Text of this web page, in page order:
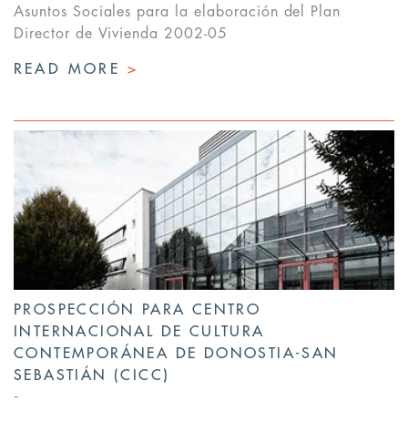
Asuntos Sociales para la elaboración del Plan
Director de Vivienda 2002-05
READ MORE >
PROSPECCIÓN PARA CENTRO
INTERNACIONAL DE CULTURA
CONTEMPORÁNEA DE DONOSTIA-SAN
SEBASTIÁN (CICC)